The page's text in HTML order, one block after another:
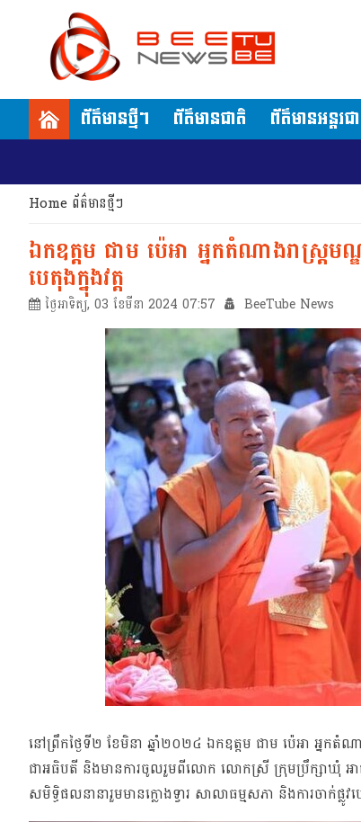
ព័ត៌មានថ្មីៗ ព័ត៌មានជាតិ ព័ត៌មានអន្តរជ
Home ព័ត៌មានថ្មីៗ
ឯកឧត្តម ជាម ប៉េអា អ្នកតំណាងរាស្ត្រ
បេតុងក្នុងវត្ត
ថ្ងៃអាទិត្យ, 03 ខែមីនា 2024 07:57 BeeTube News
នៅព្រឹកថ្ងៃទី២ ខែមិនា ឆ្នាំ២០២៤ ឯកឧត្តម ជាម ប៉េអា អ្នក
ជាអធិបតី និងមានការចូលរួមពីលោក លោកស្រី ក្រុមប្រឹក្សាឃុំ
សមិទ្ធិផលនានារួមមានក្លោងទ្វារ សាលាធម្មសភា និងការចាក់ផ្